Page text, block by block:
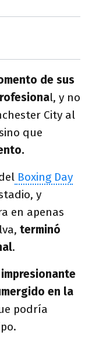
de sus
l, y no
City al
que
Boxing Day
y
en apenas
terminó
.
en la
podría